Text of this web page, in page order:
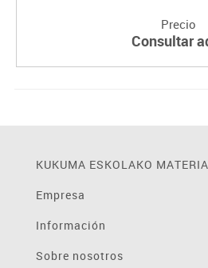
Precio
Consultar
KUKUMA ESKOLAKO
Empresa
Información
Sobre nosotros